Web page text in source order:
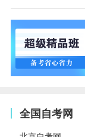
全国自考网